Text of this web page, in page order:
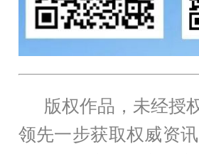
版权作品，未经授
领先一步获取权威资